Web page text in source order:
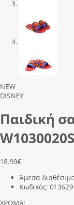
Previous
Next
NEW
DISNEY
Παιδική
18.90€
Άμεσα
Κωδικός: 013629
ΧΡΩΜΑ: